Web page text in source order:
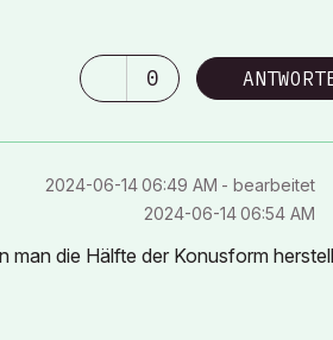
0
‎2024-06-1406:49 AM - bearbeitet
‎2024-06-1406:54 AM
die Hälfte der Konusform